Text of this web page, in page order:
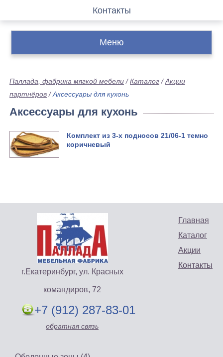
Контакты
Меню
Паллада, фабрика мягкой мебели /Каталог /Акции
партнёров /Аксессуары для кухонь
Аксессуары для кухонь
Комплект из 3-х подносов 21/06-1 темно
коричневый
Главная
Каталог
Акции
Контакты
г.Екатеринбург, ул. Красных
командиров, 72
+7 (912) 287-83-01
обратная связь